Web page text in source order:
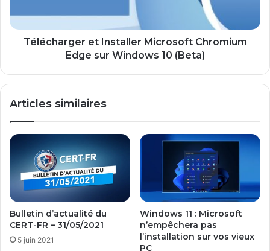
Windows
10
(Beta)Télécharger et Installer Microsoft Chromium
Edge sur Windows 10 (Beta)
Articles similaires
Bulletin d’actualité du
CERT-FR – 31/05/2021
5 juin 2021
Windows 11 : Microsoft
n’empêchera pas
l’installation sur vos vieux
PC